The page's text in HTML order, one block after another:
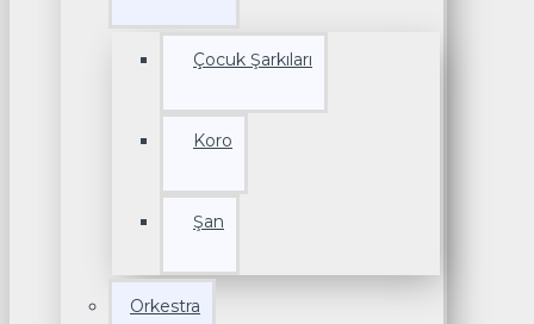
Çocuk Şarkıları
Koro
Şan
Orkestra